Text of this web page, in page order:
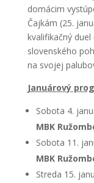
domácim
Čajkám (25.
kvalifikačný
slovenského
na svojej
Januárový
Sobota 4.
MBK
Sobota 11.
MBK
Streda 15.